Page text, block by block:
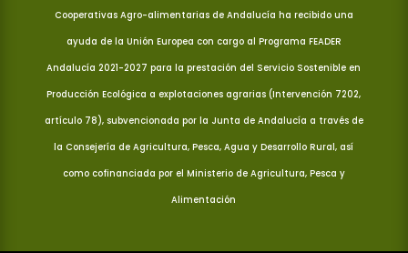
Cooperativas Agro-alimentarias de Andalucía ha recibido una
ayuda de la Unión Europea con cargo al Programa FEADER
Andalucía 2021-2027 para la prestación del Servicio Sostenible en
Producción Ecológica a explotaciones agrarias (Intervención 7202,
artículo 78), subvencionada por la Junta de Andalucía a través de
la Consejería de Agricultura, Pesca, Agua y Desarrollo Rural, así
como cofinanciada por el Ministerio de Agricultura, Pesca y
Alimentación